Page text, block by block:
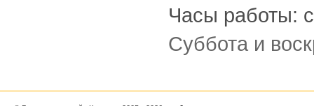
Часы работы:
Суббота и